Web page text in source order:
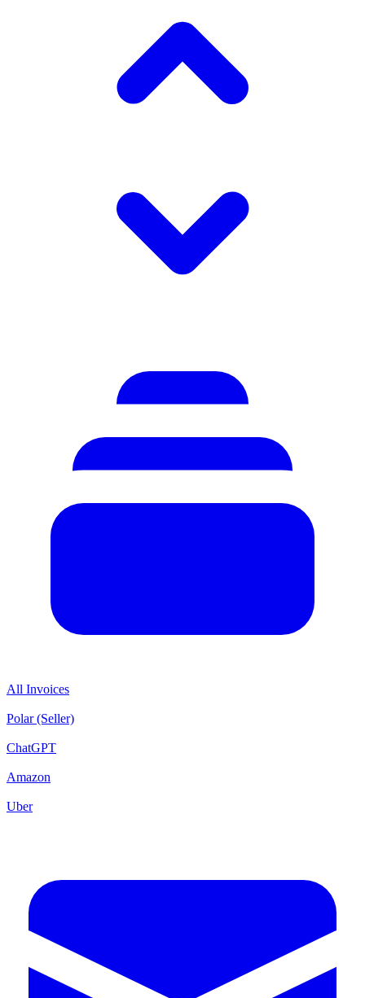
All Invoices
Polar (Seller)
ChatGPT
Amazon
Uber